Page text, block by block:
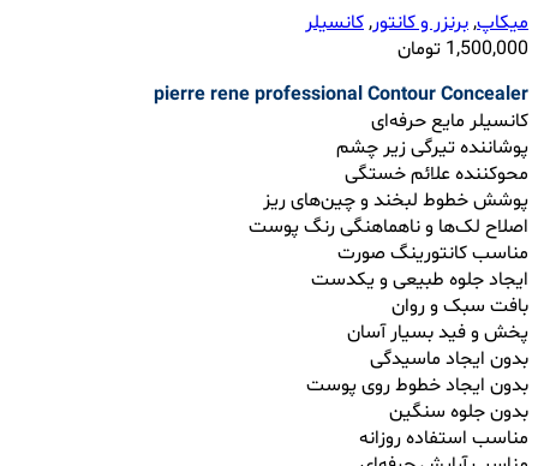
میکاپ,برنزر و کانتور,کانسیلر
1,500,000 تومان
pierre rene professionalContour Concealer
کانسیلر مایع حرفه‌ای
پوشاننده تیرگی زیر چشم
محوکننده علائم خستگی
پوشش خطوط لبخند و چین‌های ریز
اصلاح لک‌ها و ناهماهنگی رنگ پوست
مناسب کانتورینگ صورت
ایجاد جلوه طبیعی و یکدست
بافت سبک و روان
پخش و فید بسیار آسان
بدون ایجاد ماسیدگی
بدون ایجاد خطوط روی پوست
بدون جلوه سنگین
مناسب استفاده روزانه